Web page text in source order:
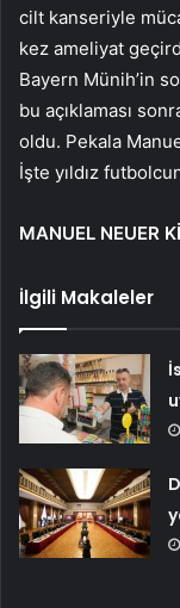
cilt kanseriyle
kez ameliyat
Bayern Münih’in
bu açıklaması
oldu. Pekala
İşte yıldız
MANUEL NEUER
İlgili Makaleler